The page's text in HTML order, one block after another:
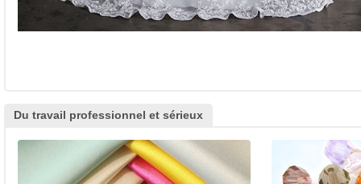
Du travail professionnel et sérieux